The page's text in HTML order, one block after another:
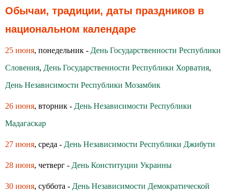
Обычаи, традиции, даты праздников в
национальном календаре
25 июня, понедельник - День Государственности Республики
Словения, День Государственности Республики Хорватия,
День Независимости Республики Мозамбик
26 июня, вторник - День Независимости Республики
Мадагаскар
27 июня, среда - День Независимости Республики Джибути
28 июня, четверг - День Конституции Украины
30 июня, суббота - День Независимости Демократической